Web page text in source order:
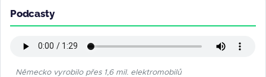
Podcasty
Německo vyrobilo přes 1,6 mil. elektromobilů